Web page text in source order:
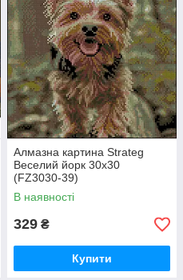
Алмазна картина Strateg
Веселий йорк 30х30
(FZ3030-39)
В наявності
329 ₴
Купити